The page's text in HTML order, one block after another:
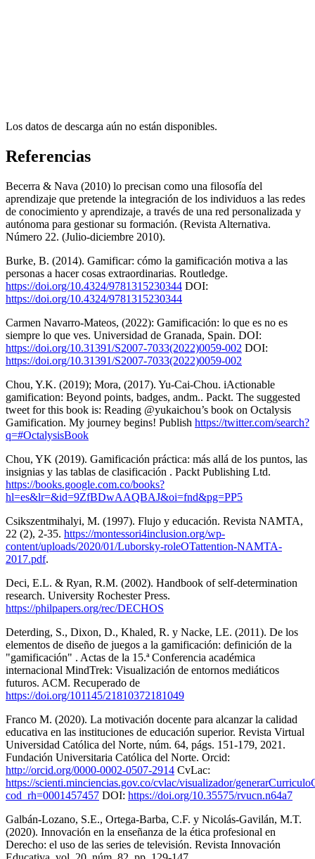
Los datos de descarga aún no están disponibles.
Referencias
Becerra & Nava (2010) lo precisan como una filosofía del
aprendizaje que pretende la integración de los individuos a las redes
de conocimiento y aprendizaje, a través de una red personalizada y
autónoma para gestionar su formación. (Revista Alternativa.
Número 22. (Julio-diciembre 2010).
Burke, B. (2014). Gamificar: cómo la gamificación motiva a las
personas a hacer cosas extraordinarias. Routledge.
https://doi.org/10.4324/9781315230344 DOI:
https://doi.org/10.4324/9781315230344
Carmen Navarro-Mateos, (2022): Gamificación: lo que es no es
siempre lo que ves. Universidad de Granada, Spain. DOI:
https://doi.org/10.31391/S2007-7033(2022)0059-002 DOI:
https://doi.org/10.31391/S2007-7033(2022)0059-002
Chou, Y.K. (2019); Mora, (2017). Yu-Cai-Chou. iActionable
gamification: Beyond points, badges, andm.. Packt. The suggested
tweet for this book is: Reading @yukaichou’s book on Octalysis
Gamification. My journey begins! Publish https://twitter.com/search?
q=#OctalysisBook
Chou, YK (2019). Gamificación práctica: más allá de los puntos, las
insignias y las tablas de clasificación . Packt Publishing Ltd.
https://books.google.com.co/books?
hl=es&lr=&id=9ZfBDwAAQBAJ&oi=fnd&pg=PP5
Csikszentmihalyi, M. (1997). Flujo y educación. Revista NAMTA,
22 (2), 2-35. https://montessori4inclusion.org/wp-
content/uploads/2020/01/Luborsky-roleOTattention-NAMTA-
2017.pdf.
Deci, E.L. & Ryan, R.M. (2002). Handbook of self-determination
research. University Rochester Press.
https://philpapers.org/rec/DECHOS
Deterding, S., Dixon, D., Khaled, R. y Nacke, LE. (2011). De los
elementos de diseño de juegos a la gamificación: definición de la
"gamificación" . Actas de la 15.ª Conferencia académica
internacional MindTrek: Visualización de entornos mediáticos
futuros. ACM. Recuperado de
https://doi.org/101145/21810372181049
Franco M. (2020). La motivación docente para alcanzar la calidad
educativa en las instituciones de educación superior. Revista Virtual
Universidad Católica del Norte, núm. 64, págs. 151-179, 2021.
Fundación Universitaria Católica del Norte. Orcid:
http://orcid.org/0000-0002-0507-2914 CvLac:
https://scienti.minciencias.gov.co/cvlac/visualizador/
cod_rh=0001457457 DOI: https://doi.org/10.35575/rvucn.n64a7
Galbán-Lozano, S.E., Ortega-Barba, C.F. y Nicolás-Gavilán, M.T.
(2020). Innovación en la enseñanza de la ética profesional en
Derecho: el uso de las series de televisión. Revista Innovación